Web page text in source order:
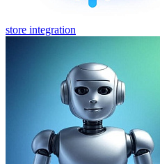
store integration